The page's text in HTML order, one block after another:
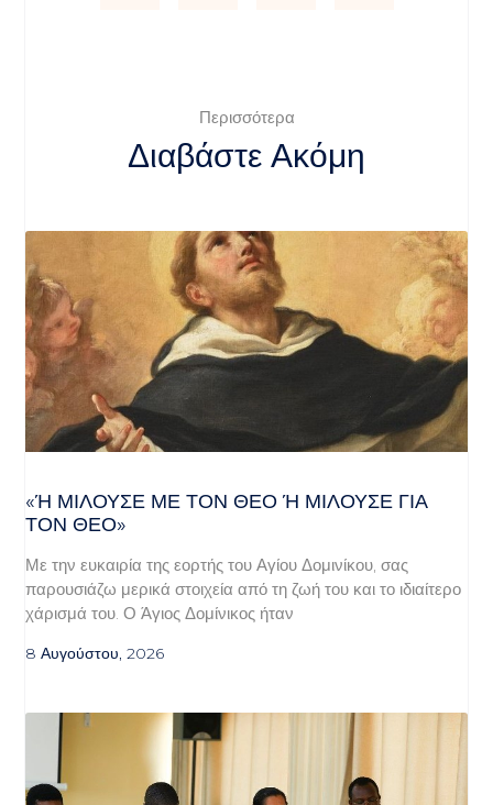
Περισσότερα
Διαβάστε Ακόμη
«Ή ΜΙΛΟΎΣΕ ΜΕ ΤΟΝ ΘΕΌ Ή ΜΙΛΟΎΣΕ ΓΙΑ ΤΟ
Ν ΘΕΌ»
Με την ευκαιρία της εορτής του Αγίου Δομινίκου, σας
παρουσιάζω μερικά στοιχεία από τη ζωή του και το ιδιαίτερο
χάρισμά του. Ο Άγιος Δομίνικος ήταν
8 Αυγούστου, 2026